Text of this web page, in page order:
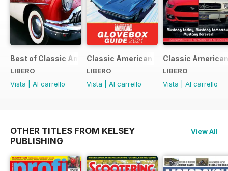
Best of Classic American FREE ISSUE
LIBERO
Vista
Al carrello
Classic American - Glovebox Guide
LIBERO
Vista
Al carrello
Classic
LIBERO
Vista
Al carrello
OTHER TITLES FROM KELSEY
PUBLISHING
View All